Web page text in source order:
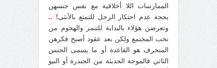
الممارسات اللا أخلاقية مع نفس جنسهن
بحجة عدم احتكار الرجل للتمتع بالأنثى! ..
وتعرضن هؤلاء بالبداية للتنمر والهجوم من
نخب المجتمع ولكن بعد عقود أصبح فكرهن
المنحرف هو القاعدة أو ما يسمى الجنس
الثاني فالموجة الحديثة من الجندرة أو النيو